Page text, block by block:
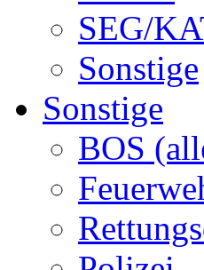
SEG/
Sonstige
Sonstige
BOS